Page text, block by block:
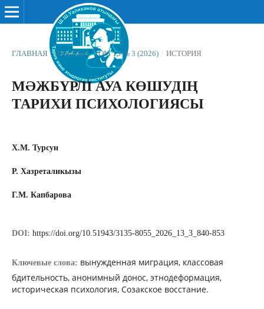
ГЛАВНАЯ / АРХИВЫ / ТОМ 13 № 3 (2026) / ИСТОРИЯ
МӘЖБҮРЛІ АУА КӨШУДІҢ
ТАРИХИ ПСИХОЛОГИЯСЫ
Х.М. Турсун
Р. Хазреталикызы
Г.М. Капбарова
DOI: https://doi.org/10.51943/3135-8055_2026_13_3_840-853
Ключевые слова: вынужденная миграция, классовая
бдительность, анонимный донос, этнодеформация,
историческая психология, Созакское восстание.